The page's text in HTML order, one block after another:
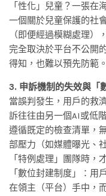
「性化」兒童？一張在
一個關於兒童保護的社
（即便經過模糊處理）
完全取決於平台不公開
得知，也難以預先防範。
3. 申訴機制的失效與「
當誤判發生，用戶的救
訴往往由另一個AI或低
遵循既定的檢查清單，
部壓力（如媒體曝光、
「特例處理」團隊時，
「數位封建制度」：用
在領主（平台）手中，